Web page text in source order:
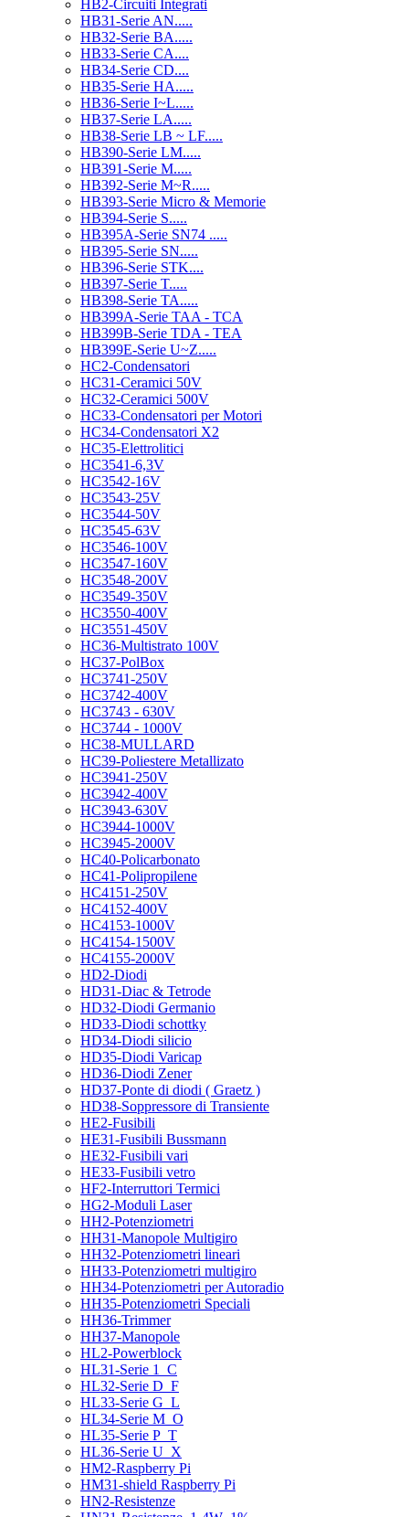
HB2-Circuiti Integrati
HB31-Serie AN.....
HB32-Serie BA.....
HB33-Serie CA....
HB34-Serie CD....
HB35-Serie HA.....
HB36-Serie I~L.....
HB37-Serie LA.....
HB38-Serie LB ~ LF.....
HB390-Serie LM.....
HB391-Serie M.....
HB392-Serie M~R.....
HB393-Serie Micro & Memorie
HB394-Serie S.....
HB395A-Serie SN74 .....
HB395-Serie SN.....
HB396-Serie STK....
HB397-Serie T.....
HB398-Serie TA.....
HB399A-Serie TAA - TCA
HB399B-Serie TDA - TEA
HB399E-Serie U~Z.....
HC2-Condensatori
HC31-Ceramici 50V
HC32-Ceramici 500V
HC33-Condensatori per Motori
HC34-Condensatori X2
HC35-Elettrolitici
HC3541-6,3V
HC3542-16V
HC3543-25V
HC3544-50V
HC3545-63V
HC3546-100V
HC3547-160V
HC3548-200V
HC3549-350V
HC3550-400V
HC3551-450V
HC36-Multistrato 100V
HC37-PolBox
HC3741-250V
HC3742-400V
HC3743 - 630V
HC3744 - 1000V
HC38-MULLARD
HC39-Poliestere Metallizato
HC3941-250V
HC3942-400V
HC3943-630V
HC3944-1000V
HC3945-2000V
HC40-Policarbonato
HC41-Polipropilene
HC4151-250V
HC4152-400V
HC4153-1000V
HC4154-1500V
HC4155-2000V
HD2-Diodi
HD31-Diac & Tetrode
HD32-Diodi Germanio
HD33-Diodi schottky
HD34-Diodi silicio
HD35-Diodi Varicap
HD36-Diodi Zener
HD37-Ponte di diodi ( Graetz )
HD38-Soppressore di Transiente
HE2-Fusibili
HE31-Fusibili Bussmann
HE32-Fusibili vari
HE33-Fusibili vetro
HF2-Interruttori Termici
HG2-Moduli Laser
HH2-Potenziometri
HH31-Manopole Multigiro
HH32-Potenziometri lineari
HH33-Potenziometri multigiro
HH34-Potenziometri per Autoradio
HH35-Potenziometri Speciali
HH36-Trimmer
HH37-Manopole
HL2-Powerblock
HL31-Serie 1_C
HL32-Serie D_F
HL33-Serie G_L
HL34-Serie M_O
HL35-Serie P_T
HL36-Serie U_X
HM2-Raspberry Pi
HM31-shield Raspberry Pi
HN2-Resistenze